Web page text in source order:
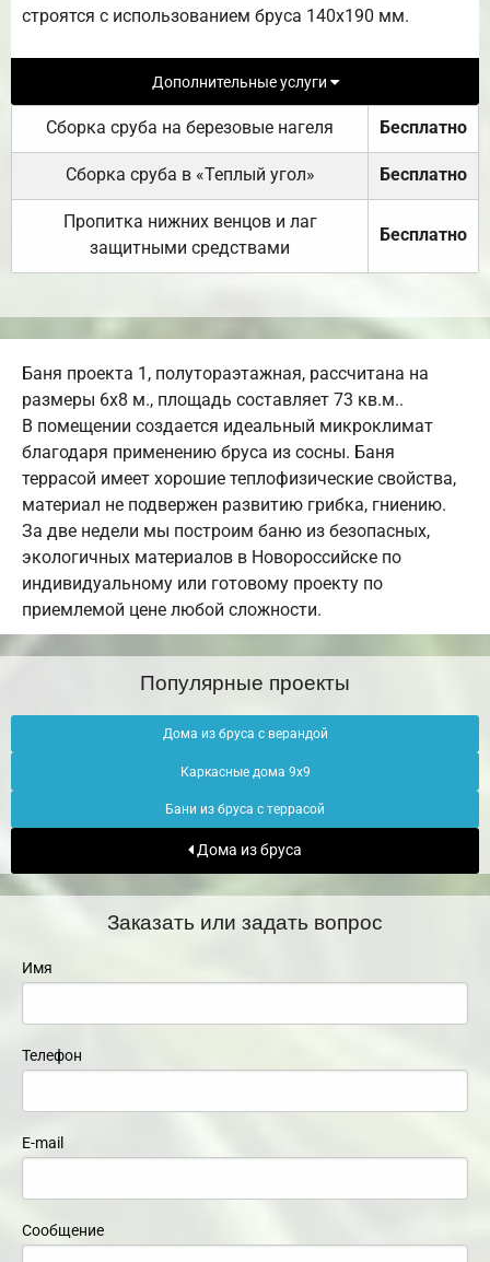
строятся с использованием бруса 140х190 мм.
Дополнительные услуги
Сборка сруба на березовые нагеля Бесплатно
Сборка сруба в «Теплый угол» Бесплатно
Пропитка нижних венцов и лаг
защитными средствами
Бесплатно
Баня проекта 1, полутораэтажная, рассчитана на
размеры 6х8 м., площадь составляет 73 кв.м..
В помещении создается идеальный микроклимат
благодаря применению бруса из сосны. Баня
террасой имеет хорошие теплофизические свойства,
материал не подвержен развитию грибка, гниению.
За две недели мы построим баню из безопасных,
экологичных материалов в Новороссийске по
индивидуальному или готовому проекту по
приемлемой цене любой сложности.
Популярные проекты
Дома из бруса с верандой
Каркасные дома 9х9
Бани из бруса с террасой
Дома из бруса
Заказать или задать вопрос
Имя
Телефон
E-mail
Сообщение